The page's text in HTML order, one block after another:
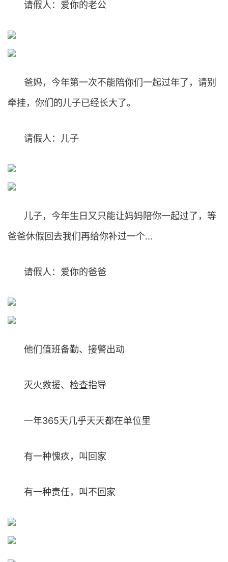
请假人：爱你的老公
爸妈，今年第一次不能陪你们一起过年了，请别
牵挂，你们的儿子已经长大了。
请假人：儿子
儿子，今年生日又只能让妈妈陪你一起过了，等
爸爸休假回去我们再给你补过一个…
请假人：爱你的爸爸
他们值班备勤、接警出动
灭火救援、检查指导
一年365天几乎天天都在单位里
有一种愧疚，叫回家
有一种责任，叫不回家